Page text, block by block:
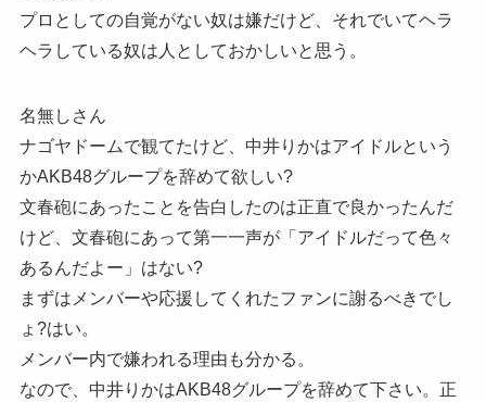
プロとしての自覚がない奴は嫌だけど、それでいてヘラ
ヘラしている奴は人としておかしいと思う。
名無しさん
ナゴヤドームで観てたけど、中井りかはアイドルという
かAKB48グループを辞めて欲しい?
文春砲にあったことを告白したのは正直で良かったんだ
けど、文春砲にあって第一一声が「アイドルだって色々
あるんだよー」はない?
まずはメンバーや応援してくれたファンに謝るべきでし
ょ?はい。
メンバー内で嫌われる理由も分かる。
なので、中井りかはAKB48グループを辞めて下さい。正